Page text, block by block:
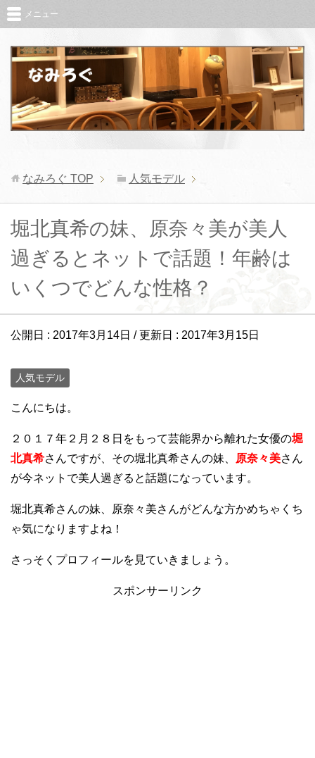
メニュー
なみろぐ TOP 人気モデル
堀北真希の妹、原奈々美が美人
過ぎるとネットで話題！年齢は
いくつでどんな性格？
公開日 : 2017年3月14日 / 更新日 : 2017年3月15日
人気モデル
こんにちは。
２０１７年２月２８日をもって芸能界から離れた女優の堀
北真希さんですが、その堀北真希さんの妹、 原奈々美さん
が今ネットで美人過ぎると話題になっています。
堀北真希さんの妹、原奈々美さんがどんな方かめちゃくち
ゃ気になりますよね！
さっそくプロフィールを見ていきましょう。
スポンサーリンク